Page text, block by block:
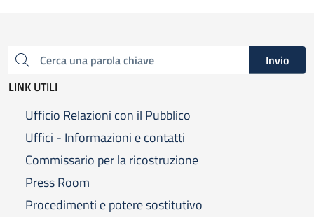
Cerca una parola chiave
Invio
LINK UTILI
Ufficio Relazioni con il Pubblico
Uffici - Informazioni e contatti
Commissario per la ricostruzione
Press Room
Procedimenti e potere sostitutivo